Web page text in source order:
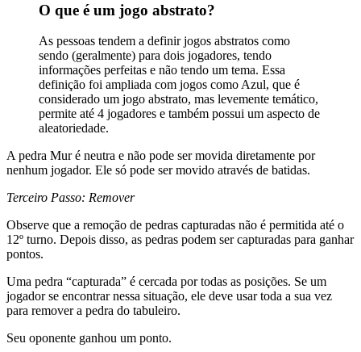
O que é um jogo abstrato?
As pessoas tendem a definir jogos abstratos como
sendo (geralmente) para dois jogadores, tendo
informações perfeitas e não tendo um tema. Essa
definição foi ampliada com jogos como Azul, que é
considerado um jogo abstrato, mas levemente temático,
permite até 4 jogadores e também possui um aspecto de
aleatoriedade.
A pedra Mur é neutra e não pode ser movida diretamente por
nenhum jogador. Ele só pode ser movido através de batidas.
Terceiro Passo: Remover
Observe que a remoção de pedras capturadas não é permitida até o
12º turno. Depois disso, as pedras podem ser capturadas para ganhar
pontos.
Uma pedra “capturada” é cercada por todas as posições. Se um
jogador se encontrar nessa situação, ele deve usar toda a sua vez
para remover a pedra do tabuleiro.
Seu oponente ganhou um ponto.